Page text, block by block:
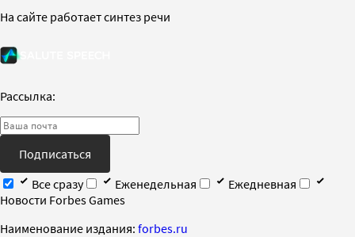
На сайте работает синтез речи
Рассылка:
Подписаться
Все сразу
Еженедельная
Ежедневная
Новости Forbes Games
Наименование издания: forbes.ru